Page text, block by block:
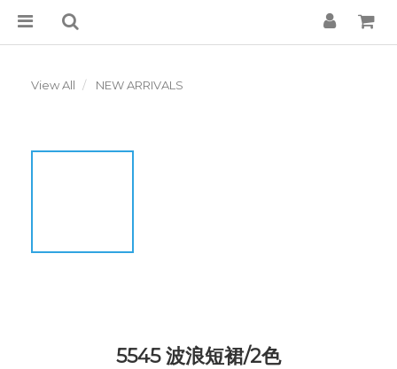
View All NEW ARRIVALS
5545 波浪短裙/2色